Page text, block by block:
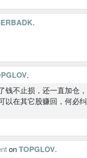
.
.
钱不止损，还一直加仓，
以在其它股赚回，何必纠
onTOPGLOV.